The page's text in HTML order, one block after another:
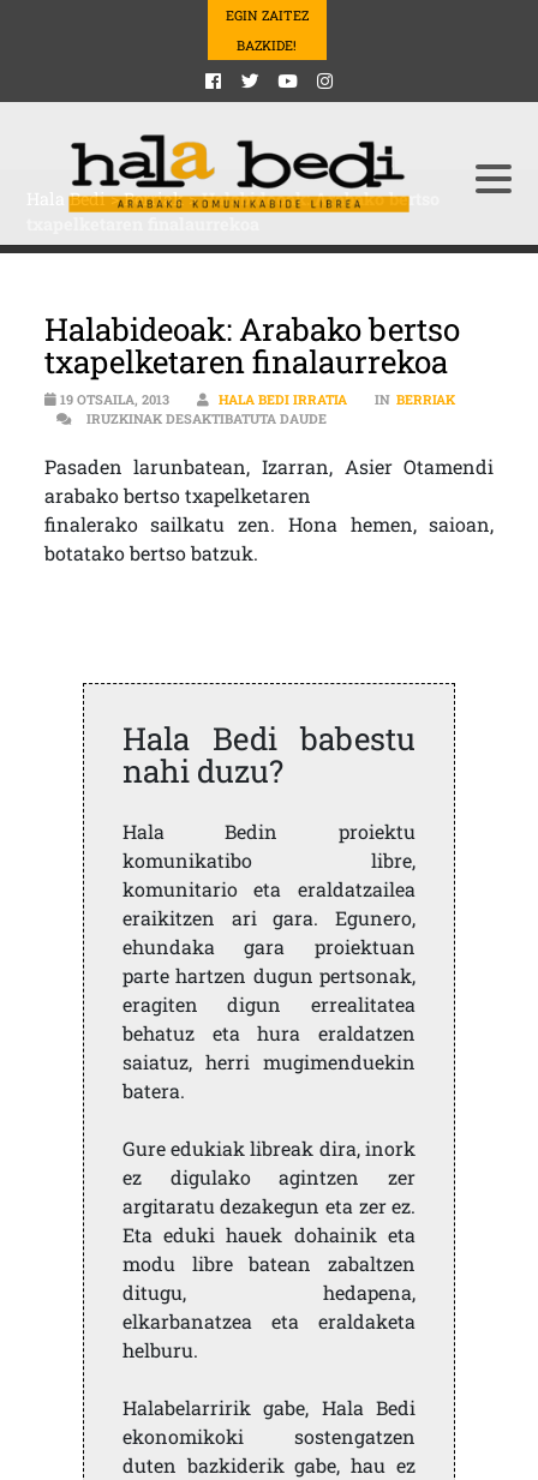
EGIN ZAITEZ
BAZKIDE!
Hala Bedi>Berriak>Halabideoak: Arabako bertso
Halabideoak: Arabako bertso
txapelketaren finalaurrekoa
19 OTSAILA, 2013 HALA BEDI IRRATIA IN BERRIAK
IRUZKINAK DESAKTIBATUTA DAUDEHALABIDEOAK: ARABAKO
Pasaden larunbatean, Izarran, Asier Otamendi
arabako bertso txapelketaren
finalerako sailkatu zen. Hona hemen, saioan,
botatako bertso batzuk.
Hala Bedi babestu
nahi duzu?
Hala Bedin proiektu
komunikatibo libre,
komunitario eta eraldatzailea
eraikitzen ari gara. Egunero,
ehundaka gara proiektuan
parte hartzen dugun pertsonak,
eragiten digun errealitatea
behatuz eta hura eraldatzen
saiatuz, herri mugimenduekin
batera.
Gure edukiak libreak dira, inork
ez digulako agintzen zer
argitaratu dezakegun eta zer ez.
Eta eduki hauek dohainik eta
modu libre batean zabaltzen
ditugu, hedapena,
elkarbanatzea eta eraldaketa
helburu.
Halabelarririk gabe, Hala Bedi
ekonomikoki sostengatzen
duten bazkiderik gabe, hau ez